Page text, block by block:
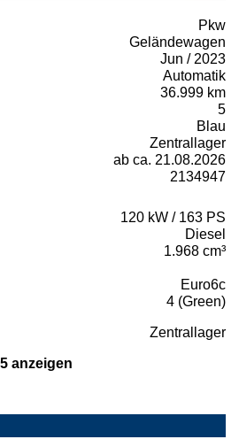
Pkw
Geländewagen
Jun / 2023
Automatik
36.999 km
5
Blau
Zentrallager
ab ca. 21.08.2026
2134947
120 kW / 163 PS
Diesel
1.968 cm³
Euro6c
4 (Green)
Zentrallager
anzeigen